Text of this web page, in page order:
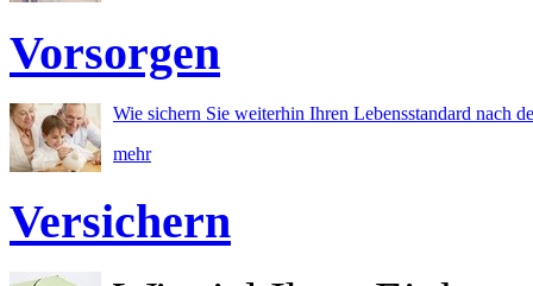
Vorsorgen
Wie sichern Sie weiterhin Ihren Lebensstandard nach
mehr
Versichern